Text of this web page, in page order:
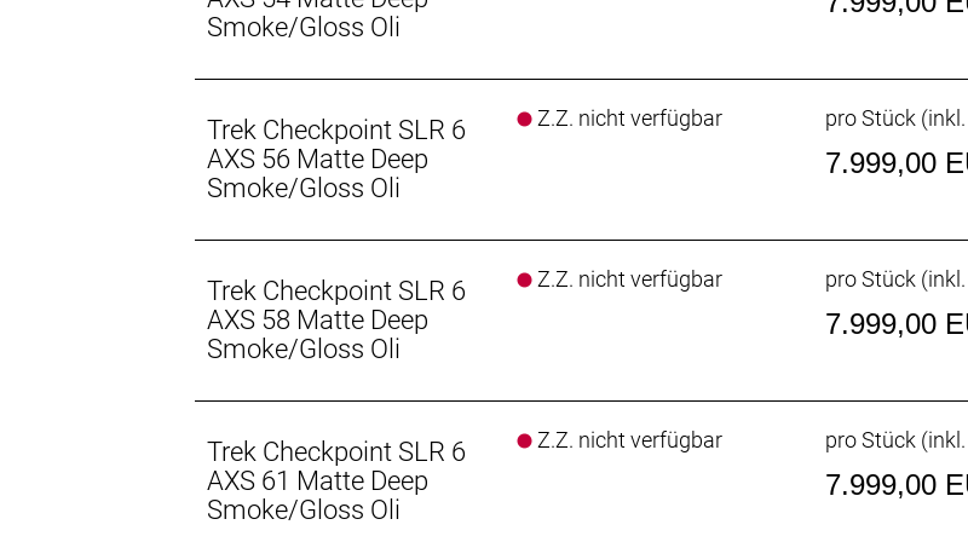
Die integrierten Aufnahmepunkte für eine Rahmentasche und Schutzblechösen
Ein ins Unterrohr integriertes Staufach nimmt Werkzeug und Ausrüstung sicher
IsoSpeed-Komfort
Hinterbau.
Integrierter Powermeter
Dank SRAM-Powermeter kannst du auf diesem Bike das Beste aus jeder
Leistung und liefert präzise Daten, damit du deinen Fortschritt verfolgen und dein
Geschlecht: Uni
Rahmen: 700 Series OCLV Carbon, IsoSpeed, Unterrohrstaufach, interne
Innenlager, Schutzblechösen, integrierte Befestigungselemente für
Smoke/Gloss Oli
Trek Checkpoint SLR 6
AXS 56 Matte Deep
Smoke/Gloss Oli
Z.Z. nicht verfügbar pro Stück
7.999,00
Trek Checkpoint SLR 6
AXS 58 Matte Deep
Smoke/Gloss Oli
Z.Z. nicht verfügbar pro Stück
7.999,00
Trek Checkpoint SLR 6
AXS 61 Matte Deep
Smoke/Gloss Oli
Z.Z. nicht verfügbar pro Stück
7.999,00